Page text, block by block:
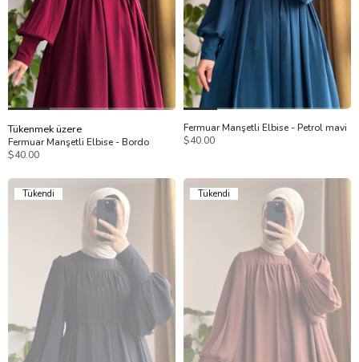
Tükenmek üzere
Fermuar Manşetli Elbise - Bordo
$40.00
Fermuar Manşetli Elbise - Petrol mavi
$40.00
Tükendi Tükendi